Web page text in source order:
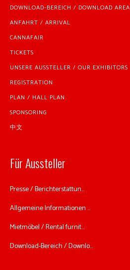
DOWNLOAD-BEREICH / DOWNLOAD AREA
ANFAHRT / ARRIVAL
CANNAFAIR
TICKETS
UNSERE AUSSTELLER / OUR EXHIBITORS
REGISTRATION
PLAN / HALL PLAN
SPONSORING
中文
Für Aussteller
Presse / Berichterstattun...
Allgemeine Informationen ...
Mietmöbel / Rental furnit...
Download-Bereich / Downlo...